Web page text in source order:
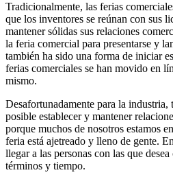
Tradicionalmente, las ferias
que los inventores se reúnan con sus
mantener sólidas sus relaciones
la feria comercial para presentarse y
también ha sido una forma de iniciar
ferias comerciales se han movido en
mismo.
Desafortunadamente para la industria,
posible establecer y mantener
porque muchos de nosotros estamos
feria está ajetreado y lleno de gente.
llegar a las personas con las que
términos y tiempo.